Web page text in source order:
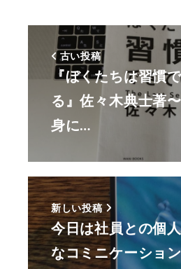
古い投稿
『ぼくたちは習慣
る』佐々木典士著
身に…
新しい投稿
今日は社員との個
なコミニケーショ